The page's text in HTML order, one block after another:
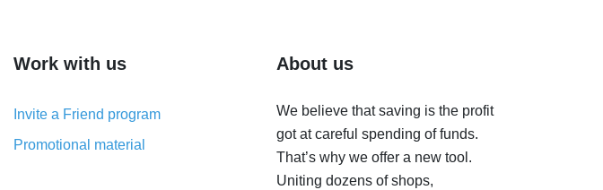
Work with us
Invite a Friend program
Promotional material
About us
We believe that saving is the profit
got at careful spending of funds.
That’s why we offer a new tool.
Uniting dozens of shops,